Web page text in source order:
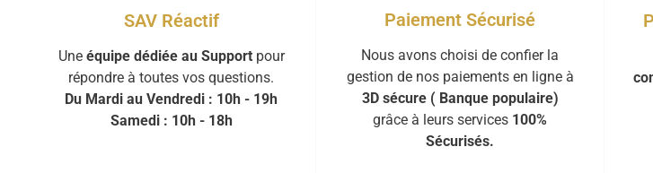
SAV Réactif
Une équipe dédiée au Supportpour
répondre à toutes vos questions.
Du Mardi au Vendredi : 10h - 19h
Samedi : 10h - 18h
Paiement Sécurisé
Nous avons choisi de confier la
gestion de nos paiements en ligne à
3D sécure ( Banque populaire)
grâce à leurs services 100%
Sécurisés.